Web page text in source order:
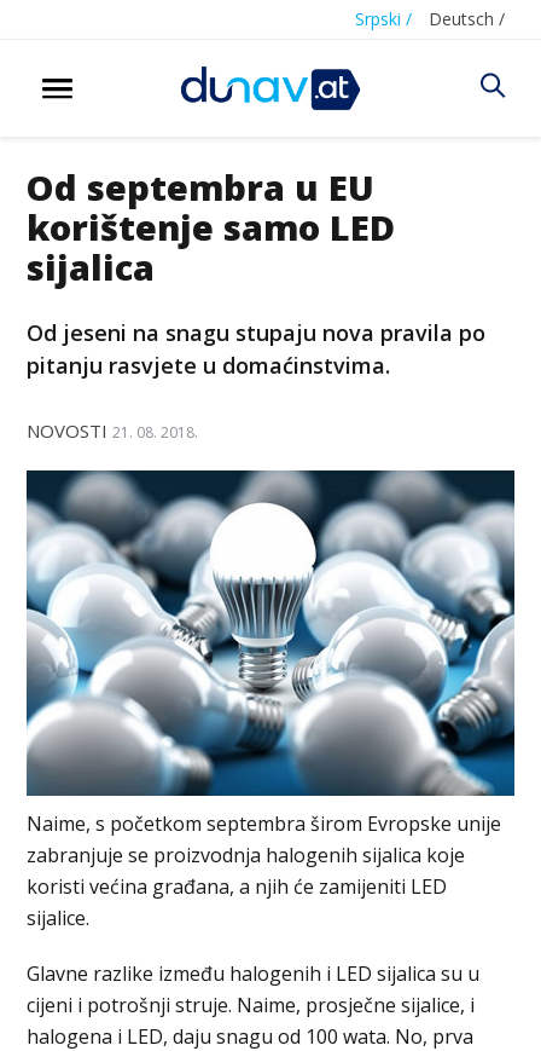
Srpski / Deutsch /
Od septembra u EU
korištenje samo LED
sijalica
Od jeseni na snagu stupaju nova pravila po
pitanju rasvjete u domaćinstvima.
NOVOSTI 21. 08. 2018.
Naime, s početkom septembra širom Evropske unije
zabranjuje se proizvodnja halogenih sijalica koje
koristi većina građana, a njih će zamijeniti LED
sijalice.
Glavne razlike između halogenih i LED sijalica su u
cijeni i potrošnji struje. Naime, prosječne sijalice, i
halogena i LED, daju snagu od 100 wata. No, prva